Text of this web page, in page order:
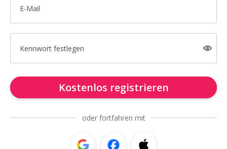
E-Mail
Kennwort festlegen
Kostenlos registrieren
oder fortfahren mit